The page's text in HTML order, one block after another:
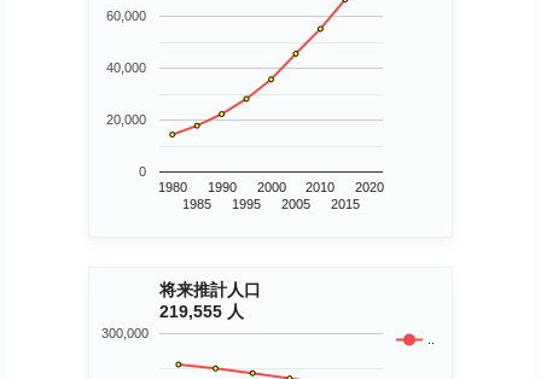
1980
1985
1990
1995
2000
2005
2010
2015
2020
0
20,000
40,000
60,000
将来推計人口
219,555 人
..
300,000